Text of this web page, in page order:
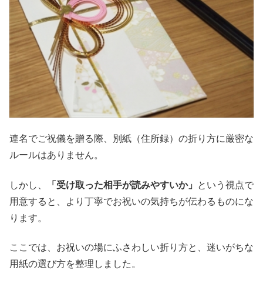
連名でご祝儀を贈る際、別紙（住所録）の折り方に厳密な
ルールはありません。
しかし、 「受け取った相手が読みやすいか」
という視点で
用意すると、より丁寧でお祝いの気持ちが伝わるものにな
ります。
ここでは、お祝いの場にふさわしい折り方と、迷いがちな
用紙の選び方を整理しました。